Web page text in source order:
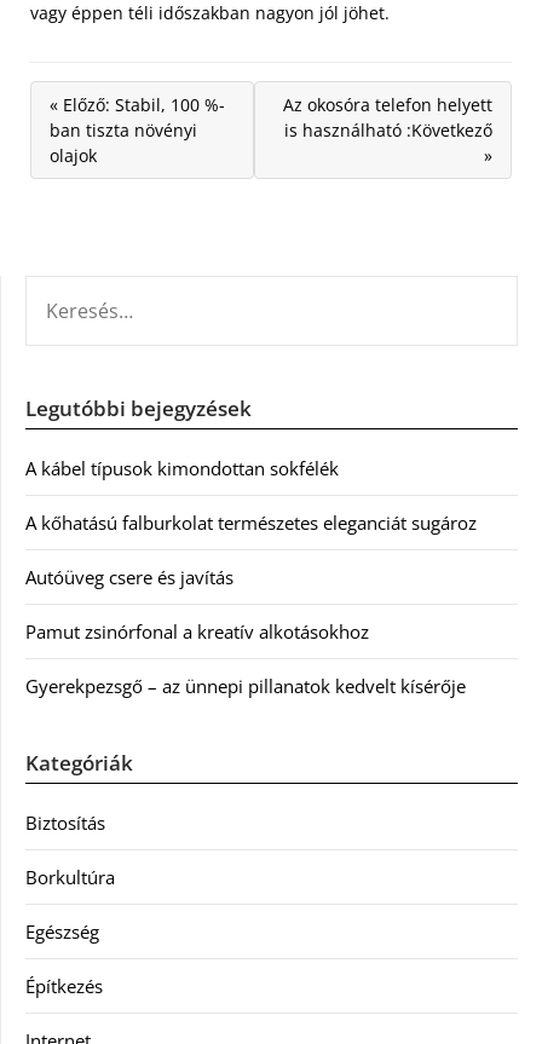
vagy éppen téli időszakban nagyon jól jöhet.
« Előző: Stabil, 100 %-
ban tiszta növényi
olajok
Az okosóra telefon helyett
is használható :Következő
»
Legutóbbi bejegyzések
A kábel típusok kimondottan sokfélék
A kőhatású falburkolat természetes eleganciát sugároz
Autóüveg csere és javítás
Pamut zsinórfonal a kreatív alkotásokhoz
Gyerekpezsgő – az ünnepi pillanatok kedvelt kísérője
Kategóriák
Biztosítás
Borkultúra
Egészség
Építkezés